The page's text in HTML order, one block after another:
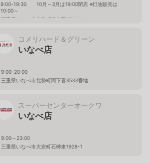
9:00-19:30 10月～3月は19:00閉店 ※灯油販売は
10:00～
三重県いなべ市北勢町麻生田3586-1
コメリハード＆グリーン
いなべ店
9:00-20:00
三重県いなべ市北勢町阿下喜3533番地
スーパーセンターオークワ
いなべ店
9:00～23:00
三重県いなべ市大安町石榑東1928-1